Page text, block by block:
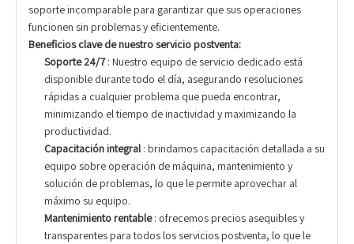
soporte incomparable para garantizar que sus operaciones
funcionen sin problemas y eficientemente.
Beneficios clave de nuestro servicio postventa:
Soporte 24/7: Nuestro equipo de servicio dedicado está
disponible durante todo el día, asegurando resoluciones
rápidas a cualquier problema que pueda encontrar,
minimizando el tiempo de inactividad y maximizando la
productividad.
Capacitación integral: brindamos capacitación detallada a su
equipo sobre operación de máquina, mantenimiento y
solución de problemas, lo que le permite aprovechar al
máximo su equipo.
Mantenimiento rentable: ofrecemos precios asequibles y
transparentes para todos los servicios postventa, lo que le